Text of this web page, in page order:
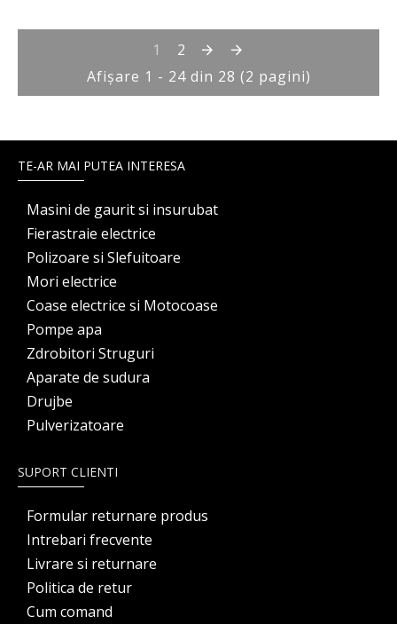
1
2
Afişare 1 - 24 din 28 (2 pagini)
TE-AR MAI PUTEA INTERESA
Masini de gaurit si insurubat
Fierastraie electrice
Polizoare si Slefuitoare
Mori electrice
Coase electrice si Motocoase
Pompe apa
Zdrobitori Struguri
Aparate de sudura
Drujbe
Pulverizatoare
SUPORT CLIENTI
Formular returnare produs
Intrebari frecvente
Livrare si returnare
Politica de retur
Cum comand